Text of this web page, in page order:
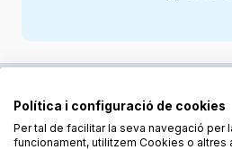
Política i configuració de cookies
Per tal de facilitar la seva navegació per
funcionament, utilitzem Cookies o altres